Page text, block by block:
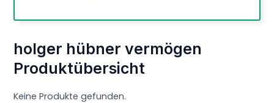
holger hübner vermögen
Produktübersicht
Keine Produkte gefunden.